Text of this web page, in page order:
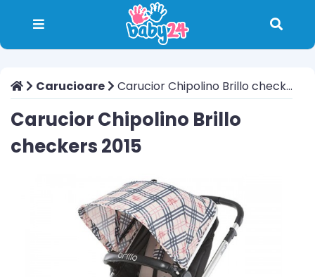
Carucioare Carucior Chipolino Brillo checkers 2015
Carucior Chipolino Brillo
checkers 2015